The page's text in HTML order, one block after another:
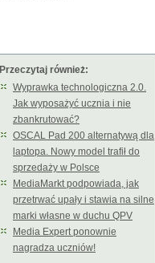
Przeczytaj również:
Wyprawka technologiczna 2.0.
Jak wyposażyć ucznia i nie
zbankrutować?
OSCAL Pad 200 alternatywą dla
laptopa. Nowy model trafił do
sprzedaży w Polsce
MediaMarkt podpowiada, jak
przetrwać upały i stawia na silne
marki własne w duchu QPV
Media Expert ponownie
nagradza uczniów!